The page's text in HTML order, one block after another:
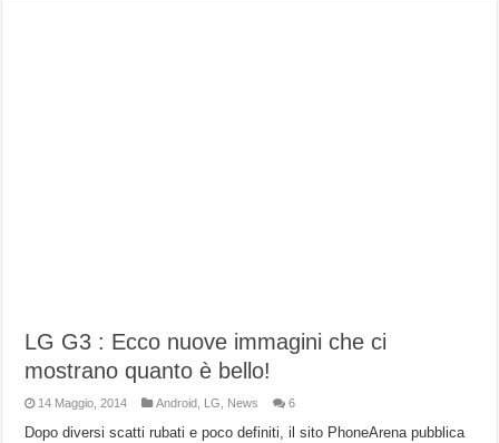
LG G3 : Ecco nuove immagini che ci
mostrano quanto è bello!
14 Maggio, 2014 Android LG News 6
Dopo diversi scatti rubati e poco definiti, il sito PhoneArena pubblica